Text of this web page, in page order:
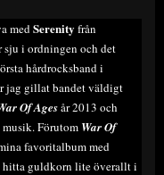
medSerenity från
sju i ordningen och det
hårdrocksband i
jag gillat bandet väldigt
Of Agesår 2013 och
musik. Förutom War Of
favoritalbum med
hitta guldkorn lite överallt i